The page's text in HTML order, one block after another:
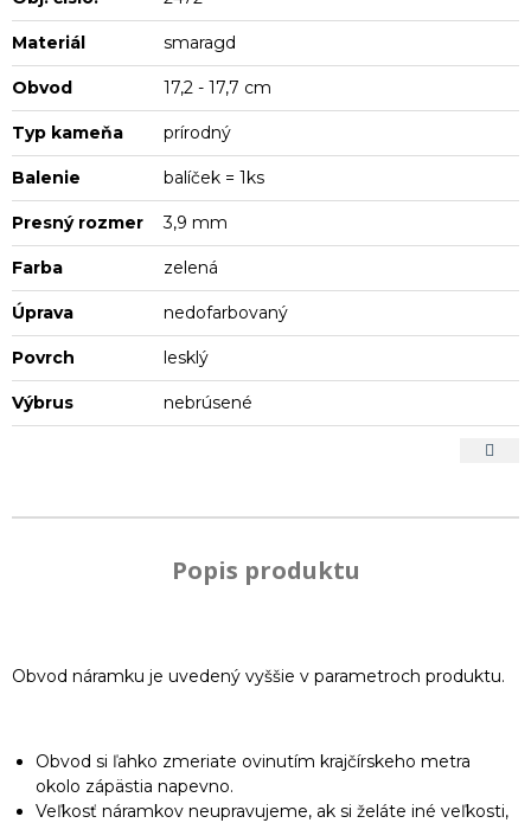
Materiál smaragd
Obvod 17,2 - 17,7 cm
Typ kameňa prírodný
Balenie balíček = 1ks
Presný rozmer 3,9 mm
Farba zelená
Úprava nedofarbovaný
Povrch lesklý
Výbrus nebrúsené
Popis produktu
Obvod náramku je uvedený vyššie v parametroch produktu.
Obvod si ľahko zmeriate ovinutím krajčírskeho metra
okolo zápästia napevno.
Veľkosť náramkov neupravujeme, ak si želáte iné veľkosti,